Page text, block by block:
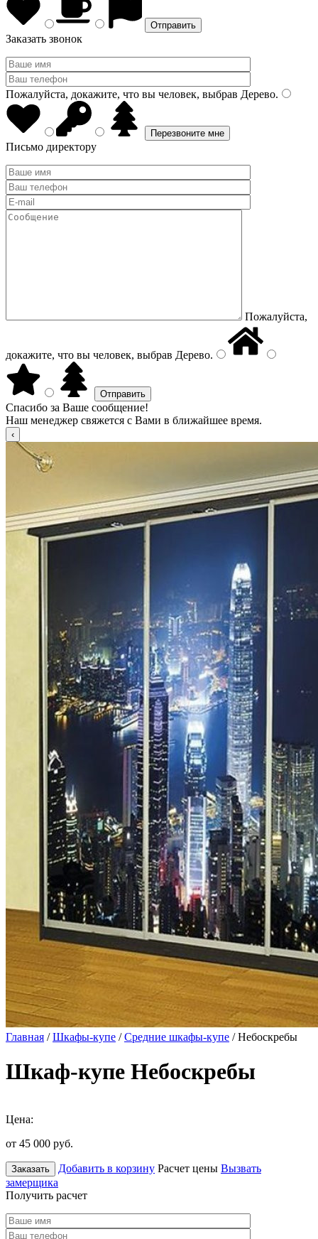
Заказать звонок
Пожалуйста, докажите, что вы человек, выбрав Дерево.
Письмо директору
Пожалуйста,
докажите, что вы человек, выбрав Дерево.
Спасибо за Ваше сообщение!
Наш менеджер свяжется с Вами в ближайшее время.
Главная /Шкафы-купе /Средние шкафы-купе / Небоскребы
Шкаф-купе Небоскребы
Цена:
от 45 000 руб.
Заказать Добавить в корзину Расчет цены Вызвать
замерщика
Получить расчет